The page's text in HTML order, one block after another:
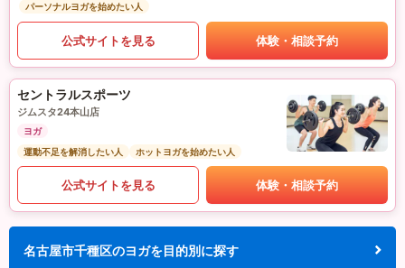
パーソナルヨガを始めたい人
公式サイトを見る 体験・相談予約
セントラルスポーツ
ジムスタ24本山店
ヨガ
運動不足を解消したい人
ホットヨガを始めたい人
公式サイトを見る 体験・相談予約
名古屋市千種区のヨガを目的別に探す